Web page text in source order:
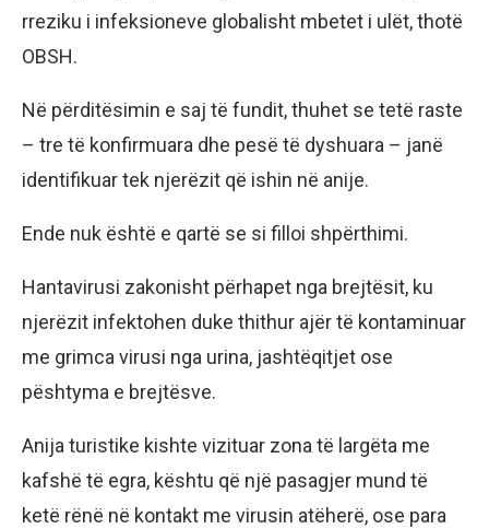
rreziku i infeksioneve globalisht mbetet i ulët, thotë
OBSH.
Në përditësimin e saj të fundit, thuhet se tetë raste
– tre të konfirmuara dhe pesë të dyshuara – janë
identifikuar tek njerëzit që ishin në anije.
Ende nuk është e qartë se si filloi shpërthimi.
Hantavirusi zakonisht përhapet nga brejtësit, ku
njerëzit infektohen duke thithur ajër të kontaminuar
me grimca virusi nga urina, jashtëqitjet ose
pështyma e brejtësve.
Anija turistike kishte vizituar zona të largëta me
kafshë të egra, kështu që një pasagjer mund të
ketë rënë në kontakt me virusin atëherë, ose para